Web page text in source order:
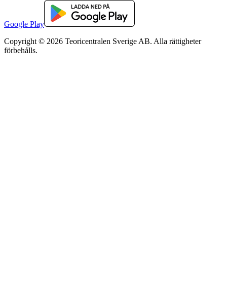
Google Play
Copyright © 2026 Teoricentralen Sverige AB. Alla rättigheter
förbehålls.